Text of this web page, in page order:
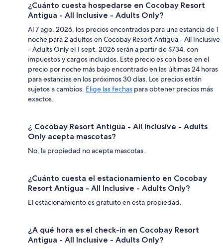
¿Cuánto cuesta hospedarse en Cocobay Resort
Antigua - All Inclusive - Adults Only?
Al 7 ago. 2026, los precios encontrados para una estancia de 1
noche para 2 adultos en Cocobay Resort Antigua - All Inclusive
- Adults Only el 1 sept. 2026 serán a partir de $734, con
impuestos y cargos incluidos. Este precio es con base en el
precio por noche más bajo encontrado en las últimas 24 horas
para estancias en los próximos 30 días. Los precios están
sujetos a cambios. Elige las fechas para obtener precios más
exactos.
¿ Cocobay Resort Antigua - All Inclusive - Adults
Only acepta mascotas?
No, la propiedad no acepta mascotas.
¿Cuánto cuesta el estacionamiento en Cocobay
Resort Antigua - All Inclusive - Adults Only?
El estacionamiento es gratuito en esta propiedad.
¿A qué hora es el check-in en Cocobay Resort
Antigua - All Inclusive - Adults Only?